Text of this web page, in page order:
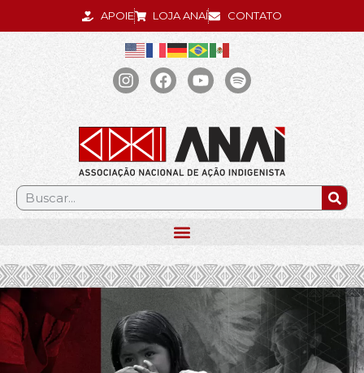
APOIE LOJA ANAÍ CONTATO
.